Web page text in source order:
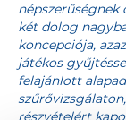
két dolog
koncepciója,
játékos
felajánlott
részvételért